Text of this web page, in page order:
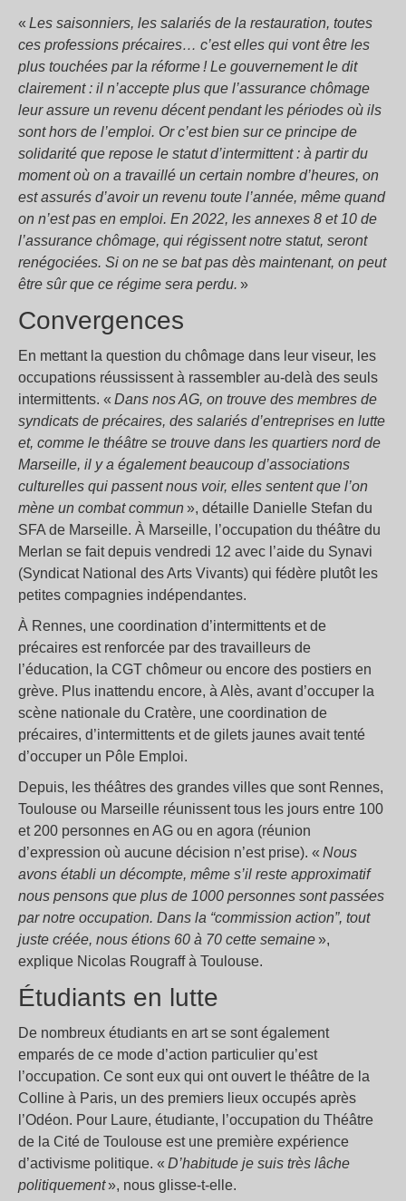
« Les saisonniers, les salariés de la restauration, toutes
ces professions précaires… c’est elles qui vont être les
plus touchées par la réforme ! Le gouvernement le dit
clairement : il n’accepte plus que l’assurance chômage
leur assure un revenu décent pendant les périodes où ils
sont hors de l’emploi. Or c’est bien sur ce principe de
solidarité que repose le statut d’intermittent : à partir du
moment où on a travaillé un certain nombre d’heures, on
est assurés d’avoir un revenu toute l’année, même quand
on n’est pas en emploi. En 2022, les annexes 8 et 10 de
l’assurance chômage, qui régissent notre statut, seront
renégociées. Si on ne se bat pas dès maintenant, on peut
être sûr que ce régime sera perdu. »
Convergences
En mettant la question du chômage dans leur viseur, les
occupations réussissent à rassembler au-delà des seuls
intermittents. « Dans nos AG, on trouve des membres de
syndicats de précaires, des salariés d’entreprises en lutte
et, comme le théâtre se trouve dans les quartiers nord de
Marseille, il y a également beaucoup d’associations
culturelles qui passent nous voir, elles sentent que l’on
mène un combat commun», détaille Danielle Stefan du
SFA de Marseille. À Marseille, l’occupation du théâtre du
Merlan se fait depuis vendredi 12 avec l’aide du Synavi
(Syndicat National des Arts Vivants) qui fédère plutôt les
petites compagnies indépendantes.
À Rennes, une coordination d’intermittents et de
précaires est renforcée par des travailleurs de
l’éducation, la CGT chômeur ou encore des postiers en
grève. Plus inattendu encore, à Alès, avant d’occuper la
scène nationale du Cratère, une coordination de
précaires, d’intermittents et de gilets jaunes avait tenté
d’occuper un Pôle Emploi.
Depuis, les théâtres des grandes villes que sont Rennes,
Toulouse ou Marseille réunissent tous les jours entre 100
et 200 personnes en AG ou en agora (réunion
d’expression où aucune décision n’est prise). « Nous
avons établi un décompte, même s’il reste approximatif
nous pensons que plus de 1000 personnes sont passées
par notre occupation. Dans la “commission action”, tout
juste créée, nous étions 60 à 70 cette semaine»,
explique Nicolas Rougraff à Toulouse.
Étudiants en lutte
De nombreux étudiants en art se sont également
emparés de ce mode d’action particulier qu’est
l’occupation. Ce sont eux qui ont ouvert le théâtre de la
Colline à Paris, un des premiers lieux occupés après
l’Odéon. Pour Laure, étudiante, l’occupation du Théâtre
de la Cité de Toulouse est une première expérience
d’activisme politique. « D’habitude je suis très lâche
politiquement», nous glisse-t-elle.